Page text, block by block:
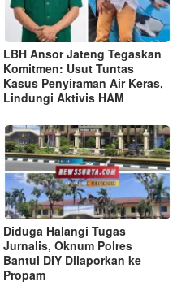
LBH Ansor Jateng Tegaskan
Komitmen: Usut Tuntas
Kasus Penyiraman Air Keras,
Lindungi Aktivis HAM
Diduga Halangi Tugas
Jurnalis, Oknum Polres
Bantul DIY Dilaporkan ke
Propam